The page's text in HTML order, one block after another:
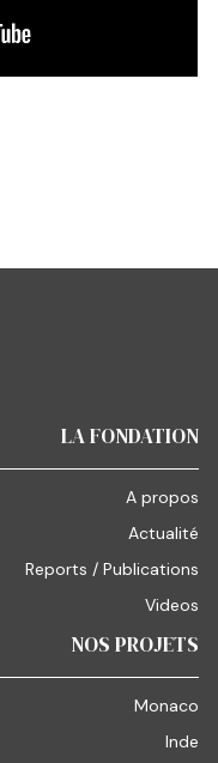
LA FONDATION
A propos
Actualité
Reports / Publications
Videos
NOS PROJETS
Monaco
Inde